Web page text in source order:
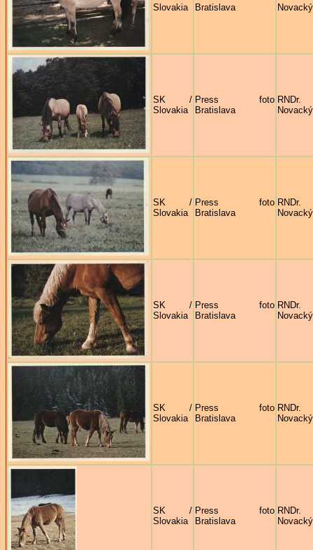
Slovakia
Bratislava
Novacký
SK /
Slovakia
Press foto
Bratislava
Novacký
SK /
Slovakia
Press foto
Bratislava
Novacký
SK /
Slovakia
Press foto
Bratislava
Novacký
SK /
Slovakia
Press foto
Bratislava
Novacký
SK /
Slovakia
Press foto
Bratislava
Novacký